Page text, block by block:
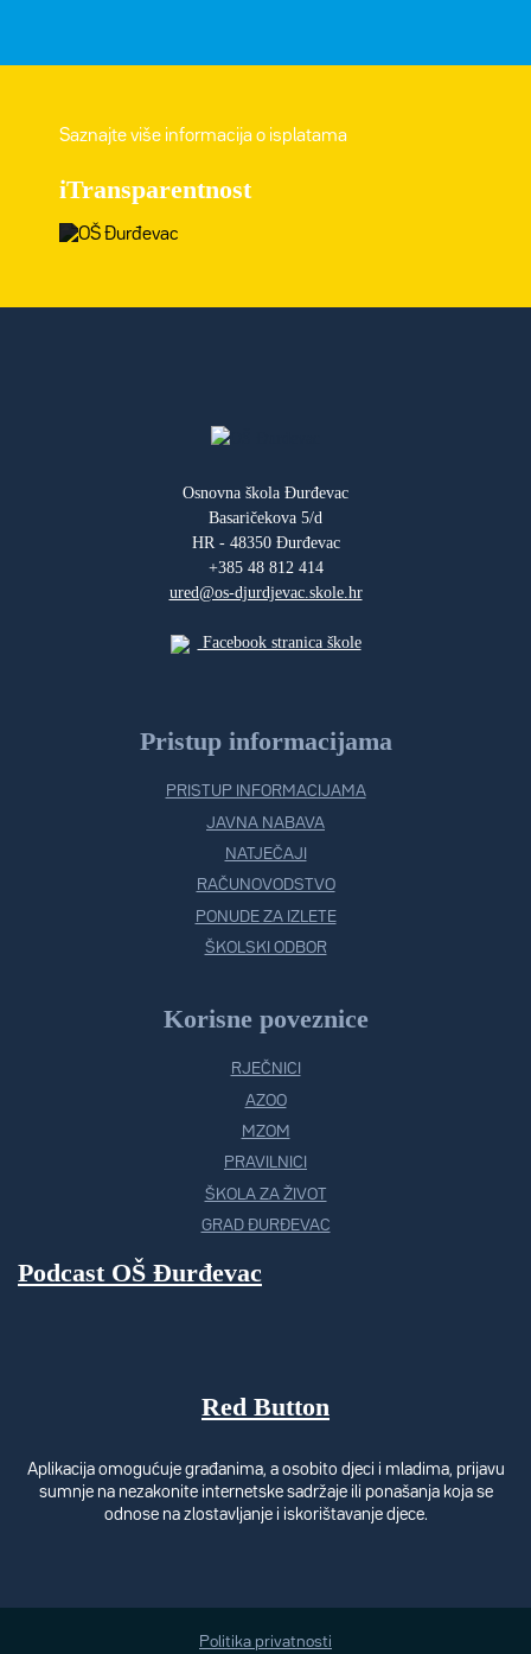
Saznajte više informacija o isplatama
iTransparentnost
Osnovna škola Đurđevac
Basaričekova 5/d
HR - 48350 Đurđevac
+385 48 812 414
ured@os-djurdjevac.skole.hr
Facebook stranica škole
Pristup informacijama
PRISTUP INFORMACIJAMA
JAVNA NABAVA
NATJEČAJI
RAČUNOVODSTVO
PONUDE ZA IZLETE
ŠKOLSKI ODBOR
Korisne poveznice
RJEČNICI
AZOO
MZOM
PRAVILNICI
ŠKOLA ZA ŽIVOT
GRAD ĐURĐEVAC
Podcast OŠ Đurđevac
Red Button
Aplikacija omogućuje građanima, a osobito djeci i mladima, prijavu
sumnje na nezakonite internetske sadržaje ili ponašanja koja se
odnose na zlostavljanje i iskorištavanje djece.
Politika privatnosti